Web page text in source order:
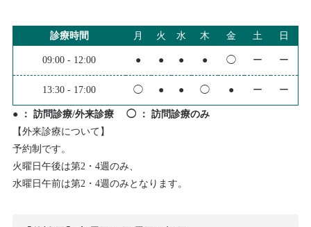
診療時間 月 火 水 木 金 土 日
09:00 - 12:00 ● ● ● ● ◯ ー ー
13:30 - 17:00 ◯ ● ● ◯ ● ー ー
● ： 訪問診療/外来診療 ◯ ： 訪問診療のみ
【外来診療について】
予約制です。
火曜日午後は第2・4週のみ、
水曜日午前は第2・4週のみとなります。